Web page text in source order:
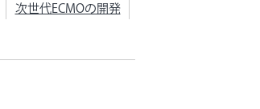
次世代ECMOの開発